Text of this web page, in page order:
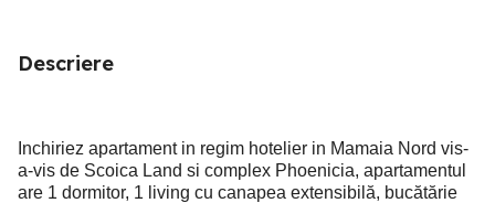
Descriere
Inchiriez apartament in regim hotelier in Mamaia Nord vis-
a-vis de Scoica Land si complex Phoenicia, apartamentul
are 1 dormitor, 1 living cu canapea extensibilă, bucătărie